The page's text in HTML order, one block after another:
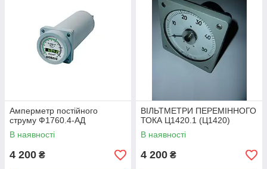
Амперметр постійного
струму Ф1760.4-АД
В наявності
4 200 ₴
ВІЛЬТМЕТРИ ПЕРЕМІННОГО
ТОКА Ц1420.1 (Ц1420)
В наявності
4 200 ₴